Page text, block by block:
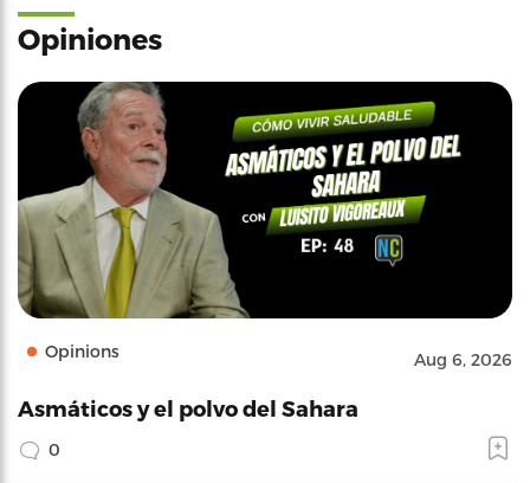
Opiniones
Opinions Aug 6, 2026
Asmáticos y el polvo del Sahara
0